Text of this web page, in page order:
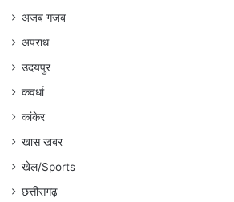
अजब गजब
अपराध
उदयपुर
कवर्धा
कांकेर
खास खबर
खेल/Sports
छत्तीसगढ़